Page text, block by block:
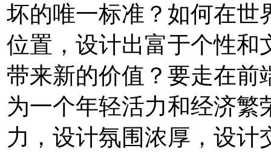
坏的唯一标准？如何在世
位置，设计出富于个性和
带来新的价值？要走在前
为一个年轻活力和经济
力，设计氛围浓厚，设